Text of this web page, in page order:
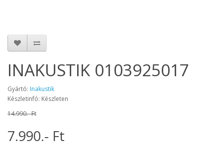
INAKUSTIK 0103925017
Gyártó: Inakustik
Készletinfó: Készleten
14.990.- Ft
7.990.- Ft